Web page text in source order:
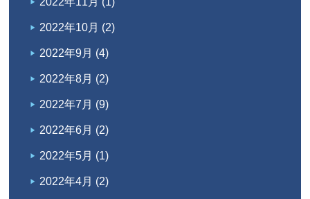
2022年10月 (2)
2022年9月 (4)
2022年8月 (2)
2022年7月 (9)
2022年6月 (2)
2022年5月 (1)
2022年4月 (2)